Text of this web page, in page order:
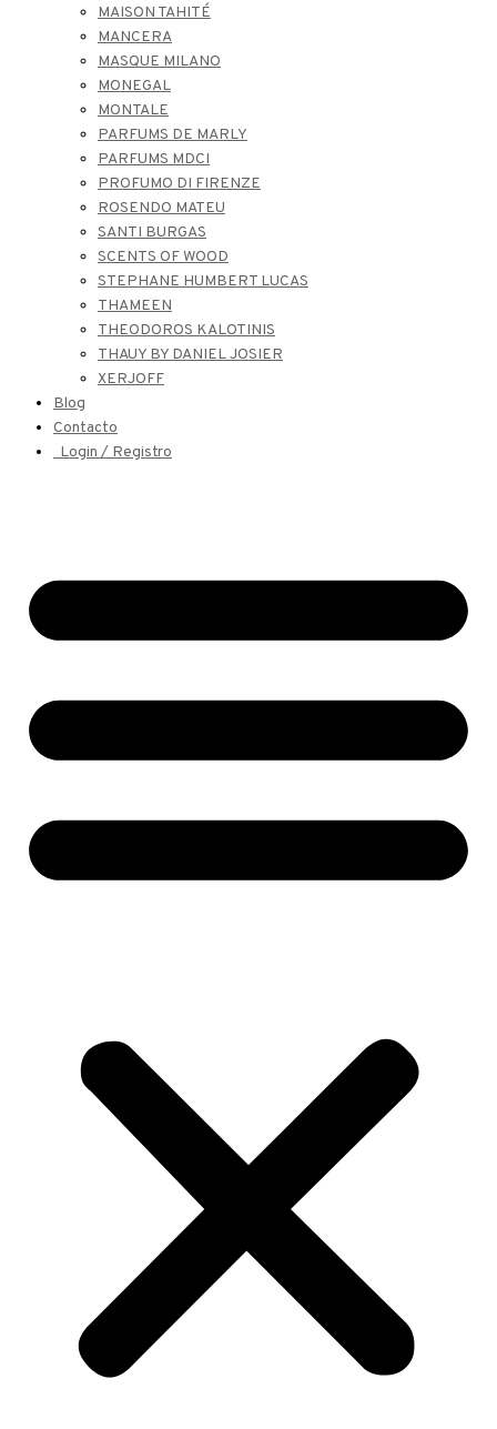
MAISON TAHITÉ
MANCERA
MASQUE MILANO
MONEGAL
MONTALE
PARFUMS DE MARLY
PARFUMS MDCI
PROFUMO DI FIRENZE
ROSENDO MATEU
SANTI BURGAS
SCENTS OF WOOD
STEPHANE HUMBERT LUCAS
THAMEEN
THEODOROS KALOTINIS
THAUY BY DANIEL JOSIER
XERJOFF
Blog
Contacto
Login / Registro